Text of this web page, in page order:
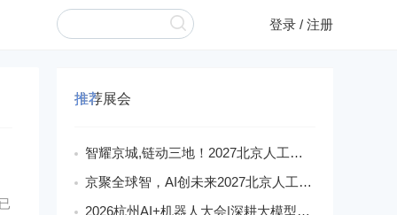
登录 / 注册
推荐展会
智耀京城,链动三地！2027北京人工智能展构筑AI发展新生态
京聚全球智，AI创未来2027北京人工智能与机器人展全球启动
2026杭州AI+机器人大会|深耕大模型融合,激活智能产业新动能